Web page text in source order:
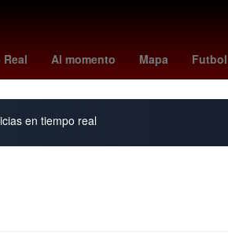
Al momento Mapa Futbol
Leandro Paredes mariners - giants
en tiempo real